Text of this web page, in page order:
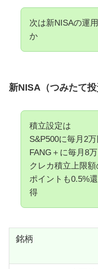
次は新NISAの運
か
新NISA（つみたて投
積立設定は
S&P500に毎月2万
FANG＋に毎月8万
クレカ積立上限額
ポイントも0.5%
得
銘柄